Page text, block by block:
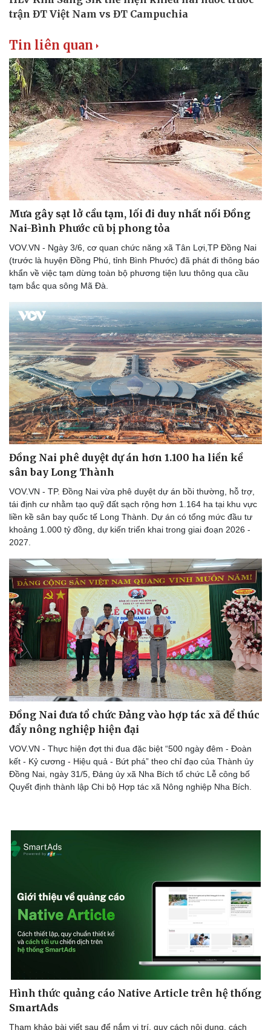
Thể thao
Lịch thi đấu bóng đá
Thế giới thể thao
eSports
Hậu trường
Ô tô - Xe máy
Xe máy
Tin liên quan
Mưa gây sạt lở cầu tạm, lối đi duy nhất nối Đồng
Nai-Bình Phước cũ bị phong tỏa
VOV.VN - Ngày 3/6, cơ quan chức năng xã Tân Lợi,TP Đồng Nai
(trước là huyện Đồng Phú, tỉnh Bình Phước) đã phát đi thông báo
khẩn về việc tạm dừng toàn bộ phương tiện lưu thông qua cầu
tạm bắc qua sông Mã Đà.
Đồng Nai phê duyệt dự án hơn 1.100 ha liền kề
sân bay Long Thành
VOV.VN - TP. Đồng Nai vừa phê duyệt dự án bồi thường, hỗ trợ,
tái định cư nhằm tạo quỹ đất sạch rộng hơn 1.164 ha tại khu vực
liền kề sân bay quốc tế Long Thành. Dự án có tổng mức đầu tư
khoảng 1.000 tỷ đồng, dự kiến triển khai trong giai đoạn 2026 -
2027.
Đồng Nai đưa tổ chức Đảng vào hợp tác xã để thúc
đẩy nông nghiệp hiện đại
VOV.VN - Thực hiện đợt thi đua đặc biệt “500 ngày đêm - Đoàn
kết - Kỷ cương - Hiệu quả - Bứt phá” theo chỉ đạo của Thành ủy
Đồng Nai, ngày 31/5, Đảng ủy xã Nha Bích tổ chức Lễ công bố
Quyết định thành lập Chi bộ Hợp tác xã Nông nghiệp Nha Bích.
Hình thức quảng cáo Native Article trên hệ thống
SmartAds
Tham khảo bài viết sau để nắm vị trí, quy cách nội dung, cách